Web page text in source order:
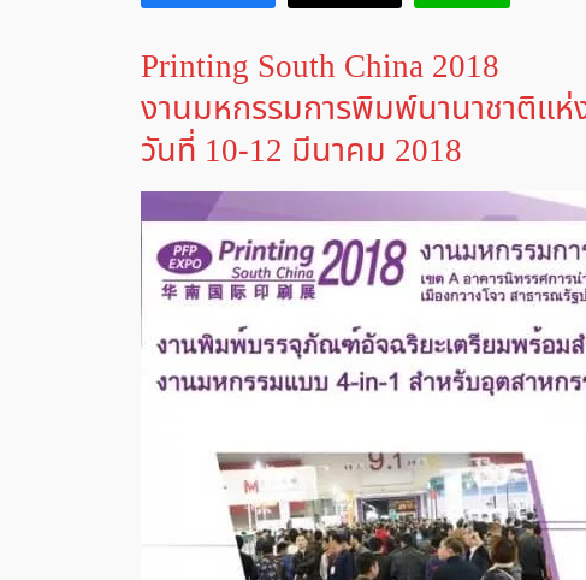
Printing South China 2018
งานมหกรรมการพิมพ์นานาชาติแห่
วันที่ 10-12 มีนาคม 2018